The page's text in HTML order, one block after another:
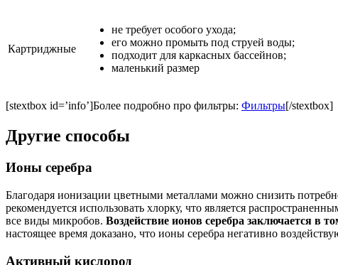
Картриджные
не требует особого ухода;
его можно промыть под струей воды;
подходит для каркасных бассейнов;
маленький размер
[stextbox id=’info’]Более подробно про фильтры: Фильтры[/stextbox]
Другие способы
Ионы серебра
Благодаря ионизации цветными металлами можно снизить
рекомендуется использовать хлорку, что является
все виды микробов. Воздействие ионов серебра заключается в
настоящее время доказано, что ионы серебра негативно
Активный кислород